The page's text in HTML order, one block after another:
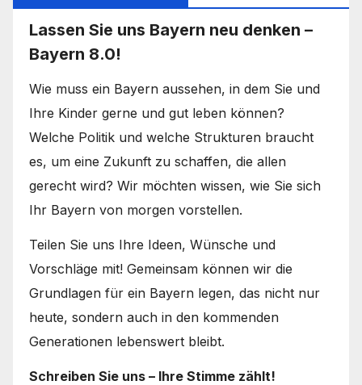
Lassen Sie uns Bayern neu denken –
Bayern 8.0!
Wie muss ein Bayern aussehen, in dem Sie und
Ihre Kinder gerne und gut leben können?
Welche Politik und welche Strukturen braucht
es, um eine Zukunft zu schaffen, die allen
gerecht wird? Wir möchten wissen, wie Sie sich
Ihr Bayern von morgen vorstellen.
Teilen Sie uns Ihre Ideen, Wünsche und
Vorschläge mit! Gemeinsam können wir die
Grundlagen für ein Bayern legen, das nicht nur
heute, sondern auch in den kommenden
Generationen lebenswert bleibt.
Schreiben Sie uns – Ihre Stimme zählt!